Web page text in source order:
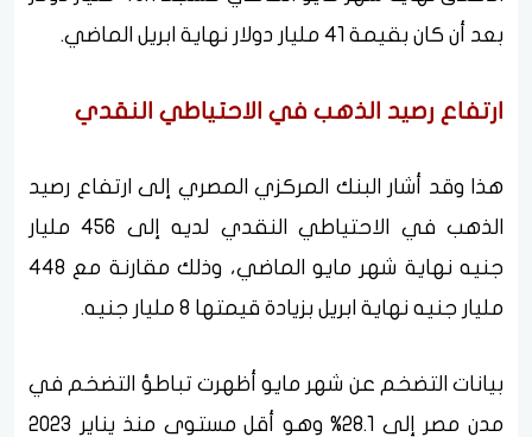
بعد أن كان بقيمة 41 مليار دولار نهاية ابريل الماضي.
ارتفاع رصيد الذهب في الاحتياطي النقدي
هذا وقد أشار البنك المركزي المصري إلى ارتفاع رصيد
الذهب في الاحتياطي النقدي لديه إلى 456 مليار
جنيه نهاية شهر مايو الماضي، وذلك مقارنة مع 448
مليار جنيه نهاية ابريل بزيادة قيمتها 8 مليار جنيه.
بيانات التضخم عن شهر مايو أظهرت تباطؤ التضخم في
مدن مصر إلى 28.1% وهو أقل مستوى منذ يناير 2023